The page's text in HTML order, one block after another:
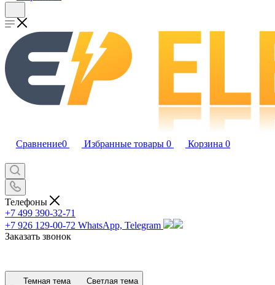
Сравнение0 Избранные товары 0 Корзина 0
Телефоны
+7 499 390-32-71
+7 926 129-00-72 WhatsApp, Telegram
Заказать звонок
Темная тема Светлая тема